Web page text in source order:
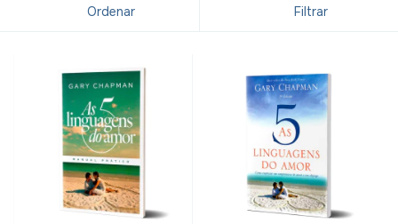
Ordenar Filtrar